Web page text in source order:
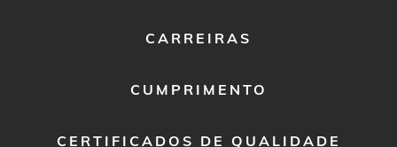
CARREIRAS
CUMPRIMENTO
CERTIFICADOS DE QUALIDADE